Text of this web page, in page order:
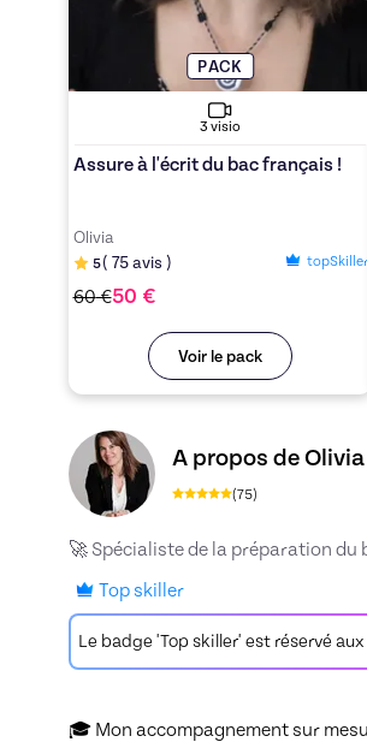
PACK
3 visio
Assure à l'écrit du bac français !
Olivia
5(75avis ) topSkiller
60€50 €
Voir le pack
A propos de Olivia
(75)
🚀 Spécialiste de la préparation du
Top skiller
Le badge 'Top skiller' est réservé
🎓 Mon accompagnement sur